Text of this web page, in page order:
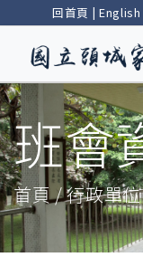
回首頁 | English
班會
首頁 / 行政單